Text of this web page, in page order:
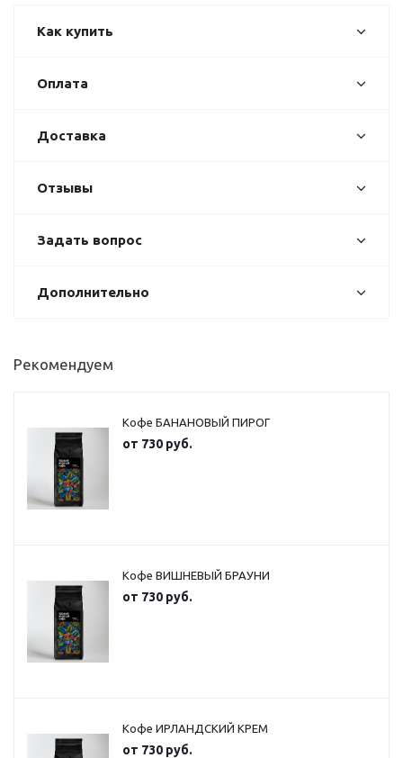
Как купить
Оплата
Доставка
Отзывы
Задать вопрос
Дополнительно
Рекомендуем
Кофе БАНАНОВЫЙ ПИРОГ
от 730 руб.
Кофе ВИШНЕВЫЙ БРАУНИ
от 730 руб.
Кофе ИРЛАНДСКИЙ КРЕМ
от 730 руб.